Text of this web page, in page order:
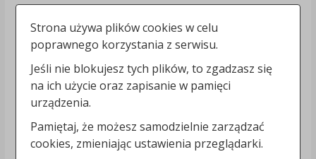
Strona używa plików cookies w celu
poprawnego korzystania z serwisu.
Jeśli nie blokujesz tych plików, to zgadzasz się
na ich użycie oraz zapisanie w pamięci
urządzenia.
Pamiętaj, że możesz samodzielnie zarządzać
cookies, zmieniając ustawienia przeglądarki.